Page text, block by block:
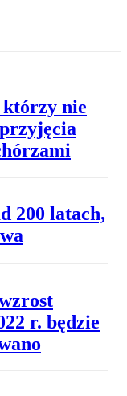
nie
200 latach,
r. będzie